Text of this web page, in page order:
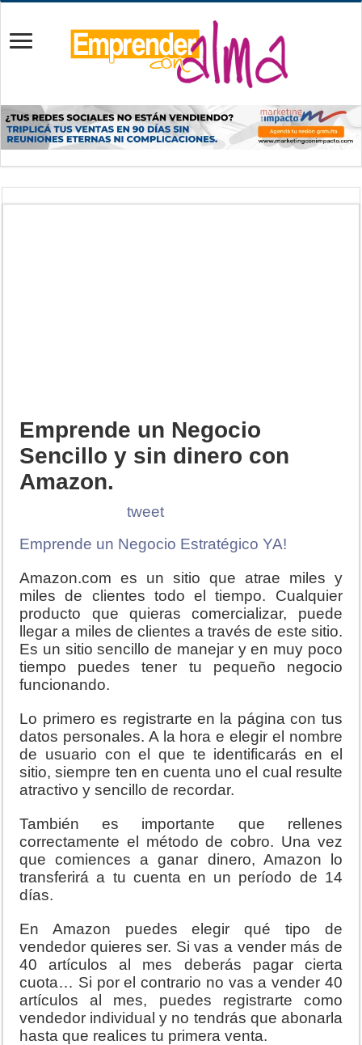
Emprende un Negocio
Sencillo y sin dinero con
Amazon.
tweet
Emprende un Negocio Estratégico YA!
Amazon.com es un sitio que atrae miles y
miles de clientes todo el tiempo. Cualquier
producto que quieras comercializar, puede
llegar a miles de clientes a través de este sitio.
Es un sitio sencillo de manejar y en muy poco
tiempo puedes tener tu pequeño negocio
funcionando.
Lo primero es registrarte en la página con tus
datos personales. A la hora e elegir el nombre
de usuario con el que te identificarás en el
sitio, siempre ten en cuenta uno el cual resulte
atractivo y sencillo de recordar.
También es importante que rellenes
correctamente el método de cobro. Una vez
que comiences a ganar dinero, Amazon lo
transferirá a tu cuenta en un período de 14
días.
En Amazon puedes elegir qué tipo de
vendedor quieres ser. Si vas a vender más de
40 artículos al mes deberás pagar cierta
cuota… Si por el contrario no vas a vender 40
artículos al mes, puedes registrarte como
vendedor individual y no tendrás que abonarla
hasta que realices tu primera venta.